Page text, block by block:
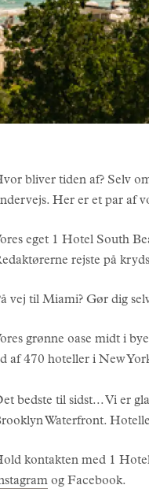
bliver tiden af? Selv
Her er et par af
eget 1 Hotel South
rejste på
vej til Miami? Gør dig
grønne oase midt i
af 470 hoteller i New
bedste til sidst... Vi er
Waterfront.
kontakten med 1
og Facebook.